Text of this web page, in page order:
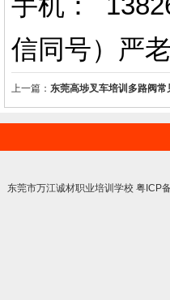
信同号）严
上一篇： 东莞高埗叉车培训多路阀常
东莞市万江诚材职业培训学校 粤ICP